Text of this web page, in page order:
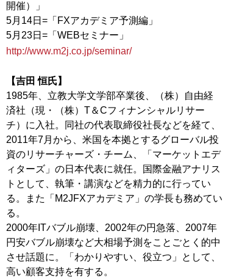
開催）」
5月14日=「FXアカデミア予測編」
http://www.m2j.co.jp/seminar/
【吉田 恒氏】
1985年、立教大学文学部卒業後、（株）自由経
済社（現・（株）T＆Cフィナンシャルリサー
チ）に入社。同社の代表取締役社長などを経て、
2011年7月から、米国を本拠とするグローバル投
資のリサーチャーズ・チーム、「マーケットエデ
ィターズ」の日本代表に就任。国際金融アナリス
トとして、執筆・講演などを精力的に行ってい
る。また「M2JFXアカデミア」の学長も務めてい
る。
2000年ITバブル崩壊、2002年の円急落、2007年
円安バブル崩壊など大相場予測をことごとく的中
させ話題に。「わかりやすい、役立つ」として、
高い顧客支持を有する。